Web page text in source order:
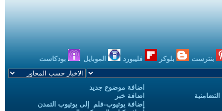
بنترست بلوكر فليبورد الموبايل بودكاست
اضافة موضوع جديد
اضافة خبر
إضافة يوتيوب-فلم إلى يوتيوب التمدن